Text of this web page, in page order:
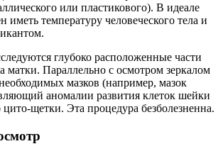
или пластикового). В идеале
иметь температуру человеческого тела и
глубоко расположенные части
матки. Параллельно с осмотром зеркалом
мазков (например, мазок
аномалии развития клеток шейки
щетки. Эта процедура безболезненна.